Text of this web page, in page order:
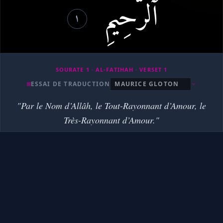
C’est Toi que nous adorons et c’est de Toi que nous
Offre-nous la Voie qui requiert la rectitude,
la Voie de ceux sur lesquels Tu as répandu Tes bienfaits,
SOURATE 1 · AL-FATIHAH · VERSET 1
ESSAI DE TRADUCTION
"Par le Nom d’Allâh, le Tout-Rayonnant d’Amour, le
Très-Rayonnant d’Amour."
ٱلرَّحِيمِ
١